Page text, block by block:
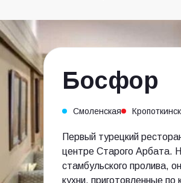
Босфор
Смоленская
Первый турецкий
центре Старого Арбата.
стамбульского пролива,
кухни, приготовленные